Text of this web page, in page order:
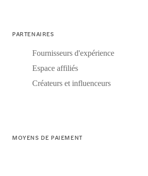
PARTENAIRES
Fournisseurs d'expérience
Espace affiliés
Créateurs et influenceurs
MOYENS DE PAIEMENT